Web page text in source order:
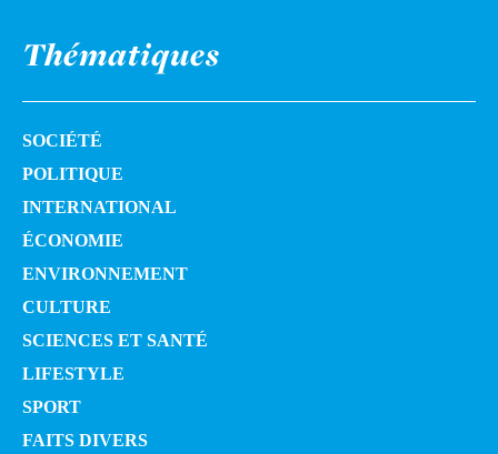
Thématiques
SOCIÉTÉ
POLITIQUE
INTERNATIONAL
ÉCONOMIE
ENVIRONNEMENT
CULTURE
SCIENCES ET SANTÉ
LIFESTYLE
SPORT
FAITS DIVERS